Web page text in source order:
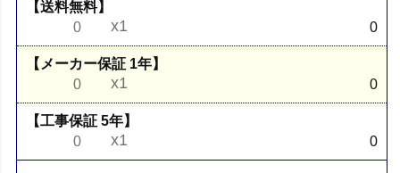
【送料無料】
0
x1 0
【メーカー保証 1年】
0
x1 0
【工事保証 5年】
0
x1 0